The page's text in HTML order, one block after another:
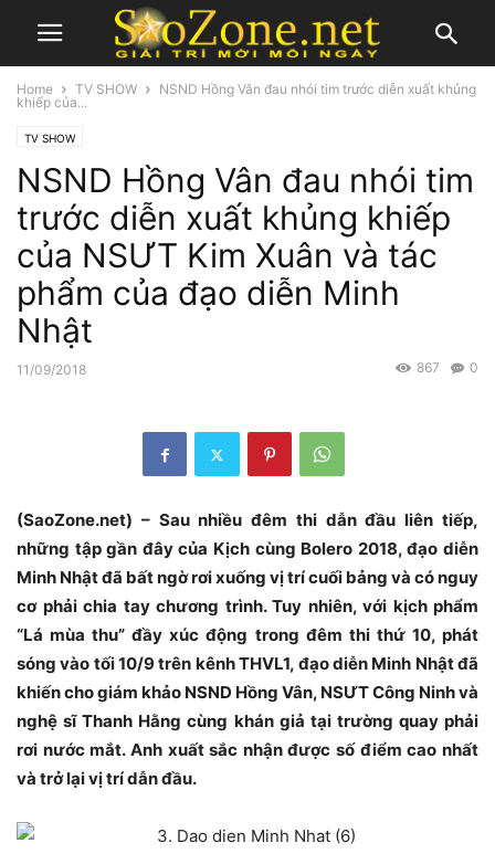
Home TV SHOW
NSND Hồng Vân đau nhói tim trước diễn xuất khủng
khiếp của...
TV SHOW
NSND Hồng Vân đau nhói tim
trước diễn xuất khủng khiếp
của NSƯT Kim Xuân và tác
phẩm của đạo diễn Minh
Nhật
11/09/2018 0
867
(SaoZone.net) – Sau nhiều đêm thi dẫn đầu liên tiếp,
những tập gần đây của Kịch cùng Bolero 2018, đạo diễn
Minh Nhật đã bất ngờ rơi xuống vị trí cuối bảng và có nguy
cơ phải chia tay chương trình. Tuy nhiên, với kịch phẩm
“Lá mùa thu” đầy xúc động trong đêm thi thứ 10, phát
sóng vào tối 10/9 trên kênh THVL1, đạo diễn Minh Nhật đã
khiến cho giám khảo NSND Hồng Vân, NSƯT Công Ninh và
nghệ sĩ Thanh Hằng cùng khán giả tại trường quay phải
rơi nước mắt. Anh xuất sắc nhận được số điểm cao nhất
và trở lại vị trí dẫn đầu.